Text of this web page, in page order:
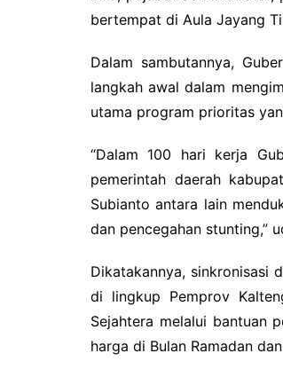
bertempat di Aula Jayang
Dalam sambutannya,
langkah awal dalam
utama program prioritas
“Dalam 100 hari kerja
pemerintah daerah
Subianto antara lain
dan pencegahan stunting,”
Dikatakannya, sinkronisasi
di lingkup Pemprov
Sejahtera melalui bantuan
harga di Bulan Ramadan